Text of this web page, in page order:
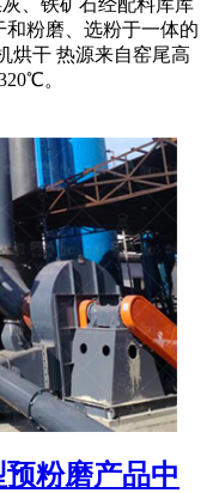
、铁矿石经配料库库
和粉磨、选粉于一体的
烘干 热源来自窑尾高
。
粉磨产品中